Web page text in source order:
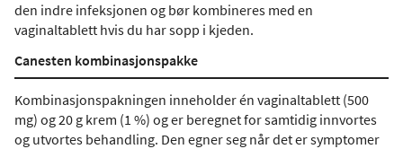
den indre infeksjonen og bør kombineres med en
vaginaltablett hvis du har sopp i kjeden.
Canesten kombinasjonspakke
Kombinasjonspakningen inneholder én vaginaltablett (500
mg) og 20 g krem (1 %) og er beregnet for samtidig innvortes
og utvortes behandling. Den egner seg når det er symptomer